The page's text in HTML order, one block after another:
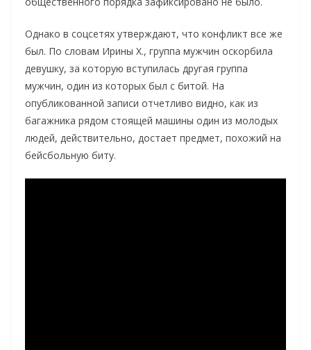
Однако в соцсетях утверждают, что конфликт все же
был. По словам Ирины Х., группа мужчин оскорбила
девушку, за которую вступилась другая группа
мужчин, один из которых был с битой. На
опубликованной записи отчетливо видно, как из
багажника рядом стоящей машины один из молодых
людей, действительно, достает предмет, похожий на
бейсбольную биту.